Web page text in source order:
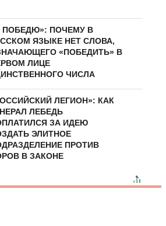
ПОБЕДЮ»: ПОЧЕМУ В
ЯЗЫКЕ НЕТ СЛОВА,
«ПОБЕДИТЬ» В
ЛИЦЕ
ЧИСЛА
ЛЕГИОН»: КАК
ЛЕБЕДЬ
ЗА ИДЕЮ
ЭЛИТНОЕ
ПРОТИВ
В ЗАКОНЕ